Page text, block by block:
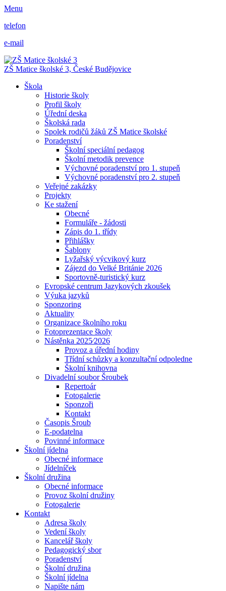
Menu
telefon
e-mail
ZŠ Matice školské 3, České Budějovice
Škola
Historie školy
Profil školy
Úřední deska
Školská rada
Spolek rodičů žáků ZŠ Matice školské
Poradenství
Školní speciální pedagog
Školní metodik prevence
Výchovné poradenství pro 1. stupeň
Výchovné poradenství pro 2. stupeň
Veřejné zakázky
Projekty
Ke stažení
Obecné
Formuláře - žádosti
Zápis do 1. třídy
Přihlášky
Šablony
Lyžařský výcvikový kurz
Zájezd do Velké Británie 2026
Sportovně-turistický kurz
Evropské centrum Jazykových zkoušek
Výuka jazyků
Sponzoring
Aktuality
Organizace školního roku
Fotoprezentace školy
Nástěnka 2025⁄2026
Provoz a úřední hodiny
Třídní schůzky a konzultační odpoledne
Školní knihovna
Divadelní soubor Šroubek
Repertoár
Fotogalerie
Sponzoři
Kontakt
Časopis Šroub
E-podatelna
Povinné informace
Školní jídelna
Obecné informace
Jídelníček
Školní družina
Obecné informace
Provoz školní družiny
Fotogalerie
Kontakt
Adresa školy
Vedení školy
Kancelář školy
Pedagogický sbor
Poradenství
Školní družina
Školní jídelna
Napište nám